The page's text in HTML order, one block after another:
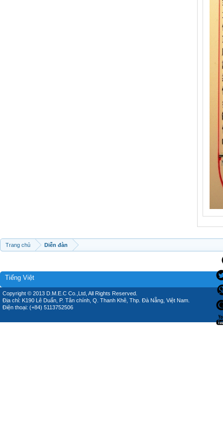
Trang chủ Diễn đàn
Tiếng Việt
Copyright © 2013 D.M.E.C Co.,Ltd, All Rights Reserved.
Địa chỉ: K190 Lê Duẩn, P. Tân chính, Q. Thanh Khê, Thp. Đà Nẵng, Việt Nam.
Điện thoại: (+84) 5113752506